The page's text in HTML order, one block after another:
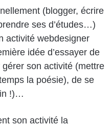
(blogger, écrire
ses d’études…)
activité webdesigner
idée d’essayer de
son activité (mettre
la poésie), de se
!)…
son activité la